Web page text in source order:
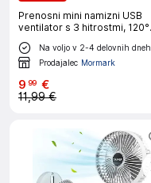
Prenosni mini namizni USB
ventilator s 3 hitrostmi, 120°
nihanjem in daljinskim
upravljalnikom | AIRCOLIO
Na voljo v 2-4 delovnih dneh
Prodajalec Mormark
9 99 €
11,99 €